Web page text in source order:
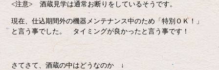
<注意> 酒蔵見学は通常お断りをしているそうです。
現在、仕込期間外の機器メンテナンス中のため「特別ＯＫ！」
と言う事でした。 タイミングが良かったと言う事です！
さてさて、酒蔵の中はどうなのか ↓